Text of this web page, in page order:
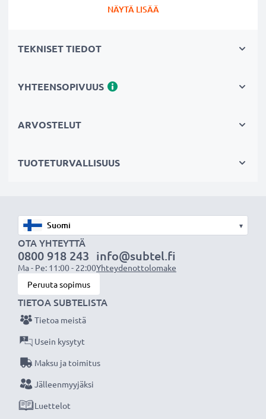
tulppaani / terälehti bajonetti tuotemerkiltä CELLONIC
✔ Lisää värien syvyyttä, kontrastia ja yksityiskohtia
✔ Suojaa linssiä sateelta, pölyltä sekä muilta tahroilta
vastavalosuojaa
✔ Vastavalosuoja muotokuva- ja teleobjektiiveille
✔ Voidaan yhdistää linssisuojukseen, objektiivin
suojukseen tai suotimiin
✔ Muotoiltu bajonetti-vastavalosuoja
bajonettikiinnityksellä, sopii vain tiettyihin
objektiiveihin
✔ Ei sovellu super-, ultra- tai laajakulmaobjektiiveille
Tekniset tiedot:
Halkaisija:Ø 105mm
Materiaali: Muovi
NÄYTÄ LISÄÄ
TEKNISET TIEDOT
YHTEENSOPIVUUS
ARVOSTELUT
TUOTETURVALLISUUS
▾
OTA YHTEYTTÄ
0800 918 243
Ma - Pe: 11:00 - 22:00
info@subtel.fi
Yhteydenottolomake
Peruuta sopimus
TIETOA SUBTELISTA
Tietoa meistä
Usein kysytyt
Maksu ja toimitus
Jälleenmyyjäksi
Luettelot